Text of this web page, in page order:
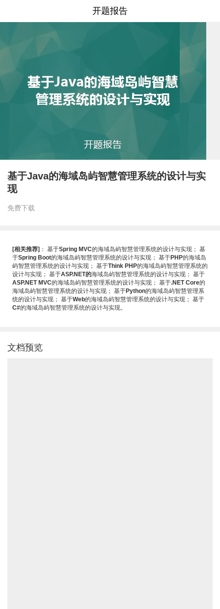
开题报告
基于Java的海域岛屿智慧管理系统的设计与实
现
免费下载
[相关推荐] ： 基于Spring MVC的海域岛屿智慧管理系统的设计与实现 ； 基
于Spring Boot的海域岛屿智慧管理系统的设计与实现 ； 基于PHP的海域岛
屿智慧管理系统的设计与实现 ； 基于Think PHP的海域岛屿智慧管理系统的
设计与实现 ； 基于ASP.NET的海域岛屿智慧管理系统的设计与实现 ； 基于
ASP.NET MVC的海域岛屿智慧管理系统的设计与实现 ； 基于.NET Core的
海域岛屿智慧管理系统的设计与实现 ； 基于Python的海域岛屿智慧管理系
统的设计与实现 ； 基于Web的海域岛屿智慧管理系统的设计与实现 ； 基于
C#的海域岛屿智慧管理系统的设计与实现。
文档预览